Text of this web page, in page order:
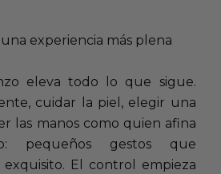
experiencia más plena
eleva todo lo que sigue.
cuidar la piel, elegir una
las manos como quien afina
pequeños gestos que
El control empieza